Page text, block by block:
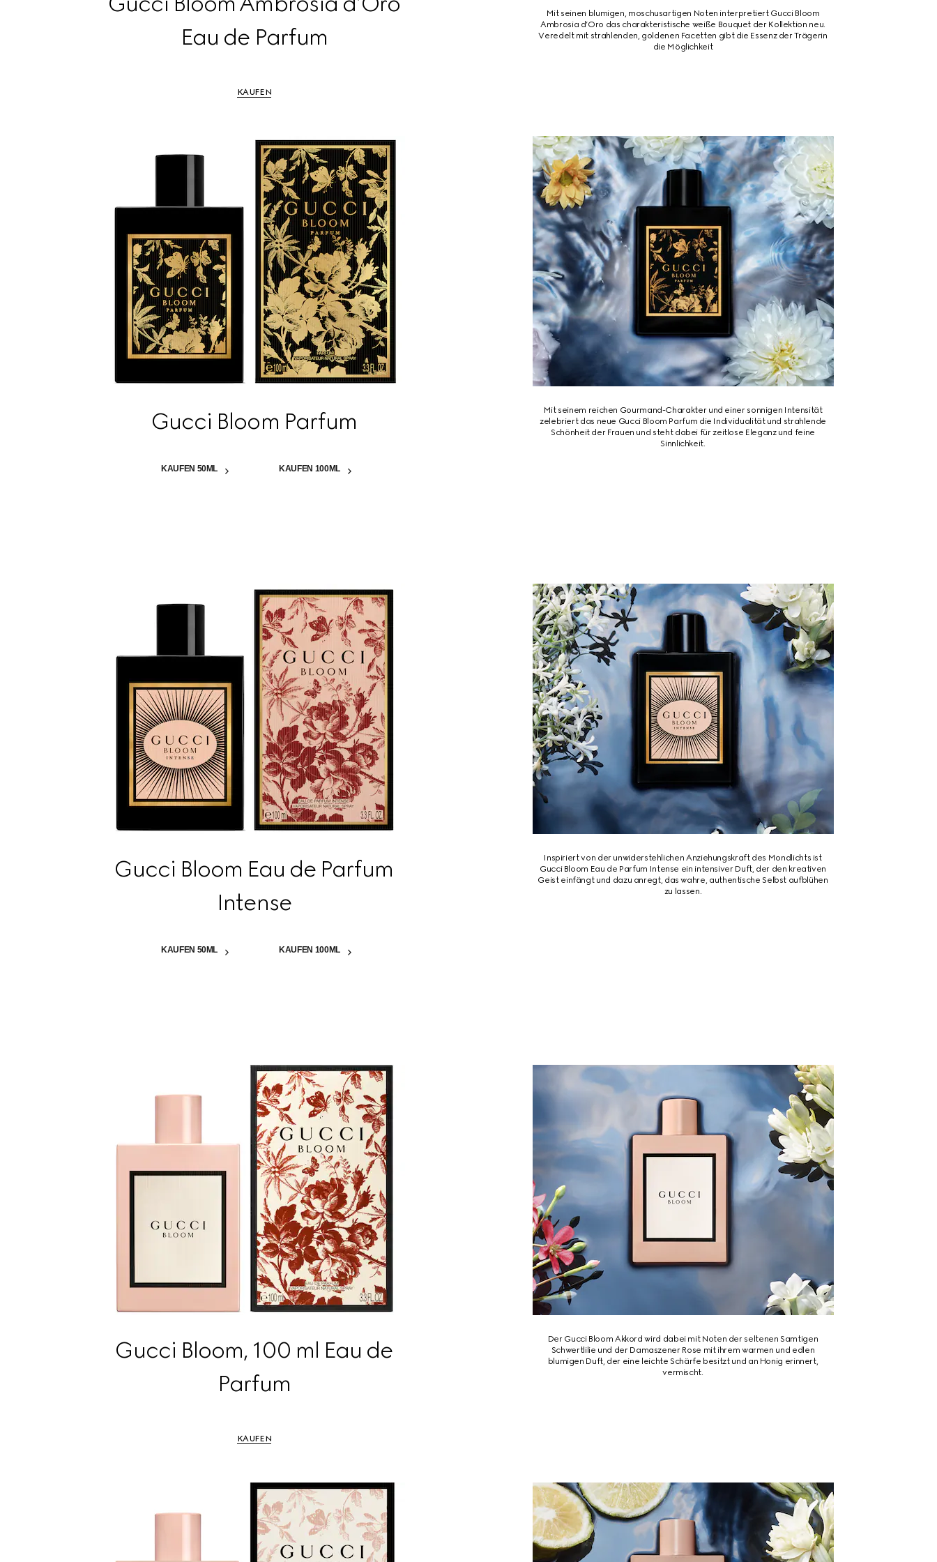
Eau de Parfum
KAUFEN
Mit seinen blumigen, moschusartigen Noten interpretiert Gucci Bloom
Ambrosia d’Oro das charakteristische weiße Bouquet der Kollektion neu.
Veredelt mit strahlenden, goldenen Facetten gibt die Essenz der Trägerin
die Möglichkeit
Gucci Bloom Parfum
KAUFEN 50ML KAUFEN 100ML
Mit seinem reichen Gourmand-Charakter und einer sonnigen Intensität
zelebriert das neue Gucci Bloom Parfum die Individualität und strahlende
Schönheit der Frauen und steht dabei für zeitlose Eleganz und feine
Sinnlichkeit.
Gucci Bloom Eau de Parfum
Intense
KAUFEN 50ML KAUFEN 100ML
Inspiriert von der unwiderstehlichen Anziehungskraft des Mondlichts ist
Gucci Bloom Eau de Parfum Intense ein intensiver Duft, der den kreativen
Geist einfängt und dazu anregt, das wahre, authentische Selbst aufblühen
zu lassen.
Gucci Bloom, 100 ml Eau de
Parfum
KAUFEN
Der Gucci Bloom Akkord wird dabei mit Noten der seltenen Samtigen
Schwertlilie und der Damaszener Rose mit ihrem warmen und edlen
blumigen Duft, der eine leichte Schärfe besitzt und an Honig erinnert,
vermischt.